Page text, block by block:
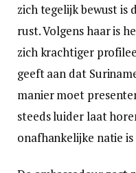
zich tegelijk bewust is
rust. Volgens haar is
zich krachtiger
geeft aan dat
manier moet
steeds luider laat
onafhankelijke natie